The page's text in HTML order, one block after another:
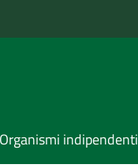
Organismi indipendenti